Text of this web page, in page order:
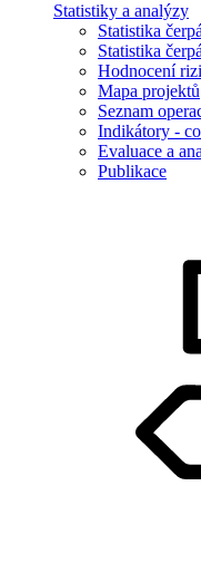
Statistiky a analýzy
Statistika
Statistika
Hodnocení
Mapa projektů
Seznam
Indikátory -
Evaluace a
Publikace